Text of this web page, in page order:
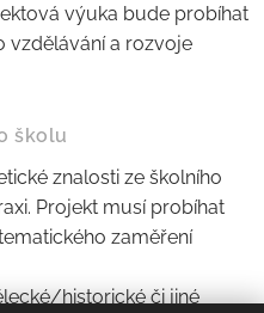
výuka bude probíhat
vzdělávání a rozvoje
školu
znalosti ze školního
Projekt musí probíhat
zaměření
historické či jiné